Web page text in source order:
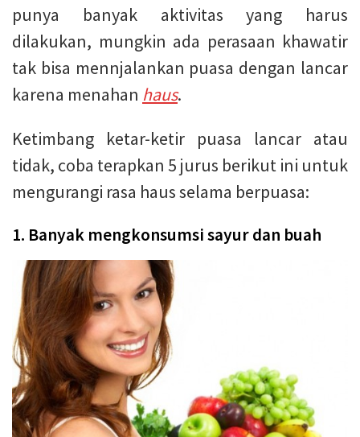
punya banyak aktivitas yang harus
dilakukan, mungkin ada perasaan khawatir
tak bisa mennjalankan puasa dengan lancar
karena menahan haus.
Ketimbang ketar-ketir puasa lancar atau
tidak, coba terapkan 5 jurus berikut ini untuk
mengurangi rasa haus selama berpuasa:
1. Banyak mengkonsumsi sayur dan buah